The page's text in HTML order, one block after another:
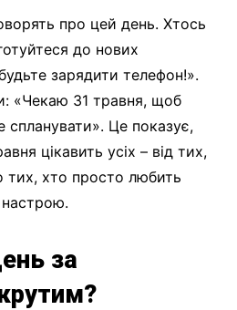
про цей день. Хтось
до нових
зарядити телефон!».
«Чекаю 31 травня, щоб
спланувати». Це показує,
цікавить усіх – від тих,
тих, хто просто любить
за